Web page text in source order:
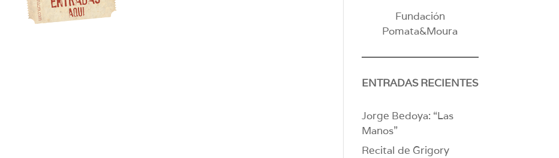
Fundación
Pomata&Moura
ENTRADAS RECIENTES
Jorge Bedoya: “Las
Manos”
Recital de Grigory